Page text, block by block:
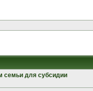
семьи для субсидии